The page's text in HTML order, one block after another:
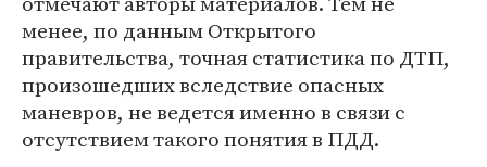
менее, по данным Открытого
правительства, точная статистика по ДТП,
произошедших вследствие опасных
маневров, не ведется именно в связи с
отсутствием такого понятия в ПДД.